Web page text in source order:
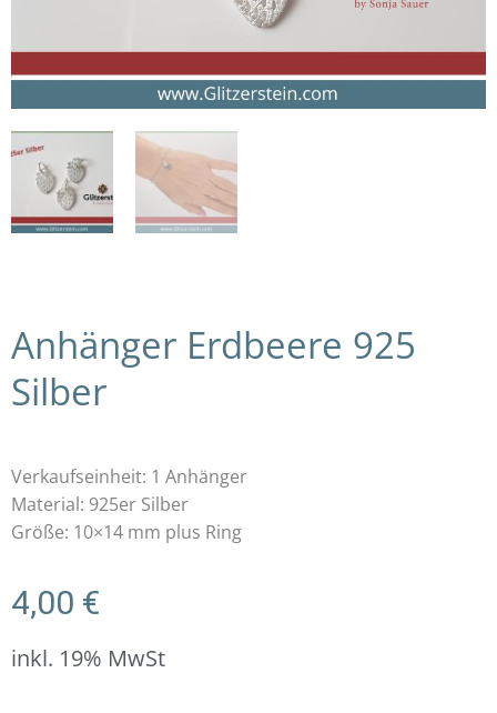
Anhänger Erdbeere 925
Silber
Verkaufseinheit: 1 Anhänger
Material: 925er Silber
Größe: 10×14 mm plus Ring
4,00 €
inkl. 19% MwSt